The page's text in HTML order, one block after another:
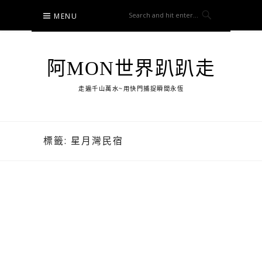
content
MENU
阿MON世界趴趴走
走遍千山萬水~用快門捕捉瞬間永恆
標籤: 星月灣民宿